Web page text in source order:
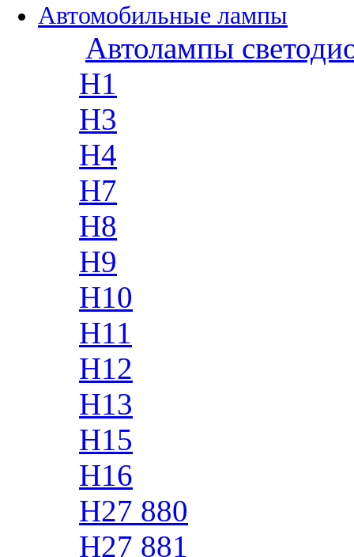
Автомобильные лампы
Автолампы
H1
H3
H4
H7
H8
H9
H10
H11
H12
H13
H15
H16
H27 880
H27 881